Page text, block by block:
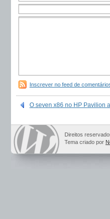
Inscrever no feed de
O seven x86 no HP Pavilion
Direitos
Tema criado por